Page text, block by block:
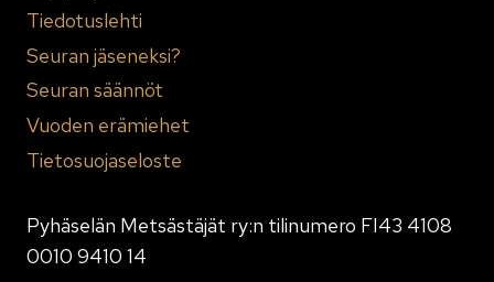
Tiedotuslehti
Seuran jäseneksi?
Seuran säännöt
Vuoden erämiehet
Tietosuojaseloste
Pyhäselän Metsästäjät ry:n tilinumero FI43 4108
0010 9410 14